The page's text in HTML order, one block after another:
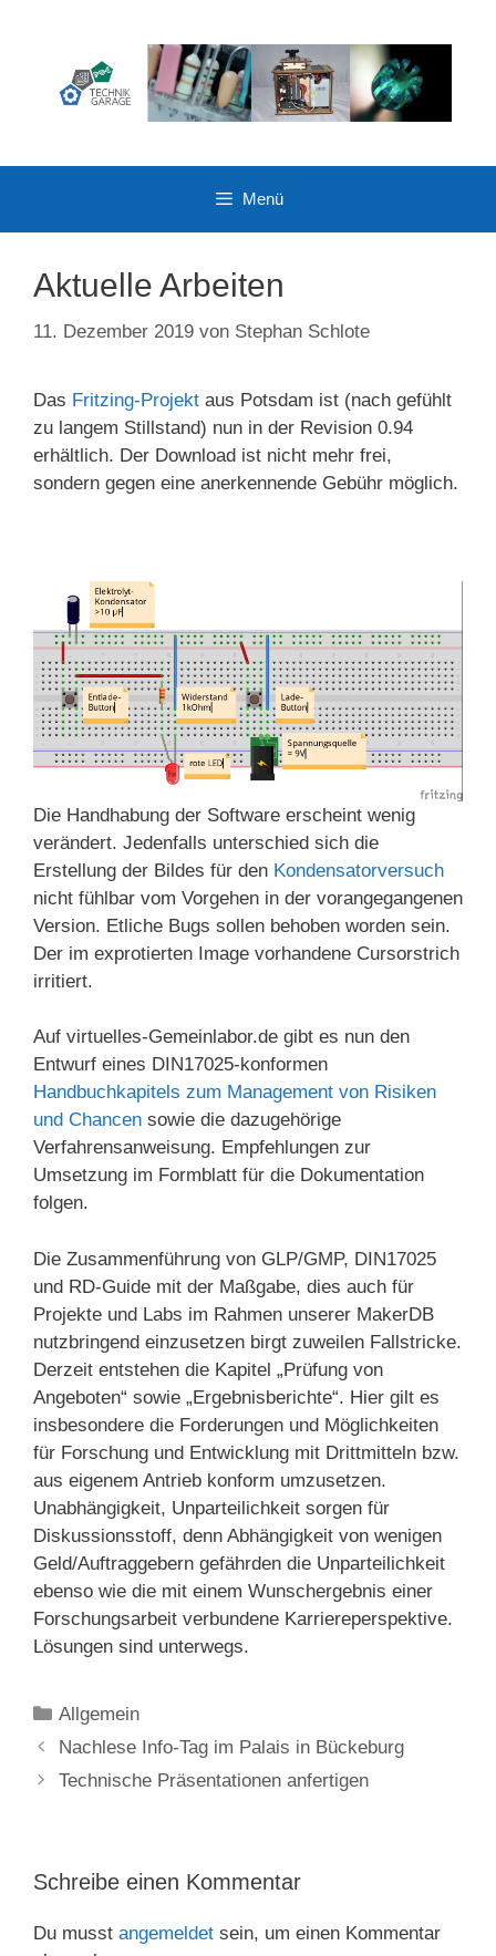
Menü
Aktuelle Arbeiten
11. Dezember 2019 von Stephan Schlote
Das Fritzing-Projekt aus Potsdam ist (nach gefühlt
zu langem Stillstand) nun in der Revision 0.94
erhältlich. Der Download ist nicht mehr frei,
sondern gegen eine anerkennende Gebühr möglich.
Die Handhabung der Software erscheint wenig
verändert. Jedenfalls unterschied sich die
Erstellung der Bildes für den Kondensatorversuch
nicht fühlbar vom Vorgehen in der vorangegangenen
Version. Etliche Bugs sollen behoben worden sein.
Der im exprotierten Image vorhandene Cursorstrich
irritiert.
Auf virtuelles-Gemeinlabor.de gibt es nun den
Entwurf eines DIN17025-konformen
Handbuchkapitels zum Management von Risiken
und Chancen sowie die dazugehörige
Verfahrensanweisung. Empfehlungen zur
Umsetzung im Formblatt für die Dokumentation
folgen.
Die Zusammenführung von GLP/GMP, DIN17025
und RD-Guide mit der Maßgabe, dies auch für
Projekte und Labs im Rahmen unserer MakerDB
nutzbringend einzusetzen birgt zuweilen Fallstricke.
Derzeit entstehen die Kapitel „Prüfung von
Angeboten“ sowie „Ergebnisberichte“. Hier gilt es
insbesondere die Forderungen und Möglichkeiten
für Forschung und Entwicklung mit Drittmitteln bzw.
aus eigenem Antrieb konform umzusetzen.
Unabhängigkeit, Unparteilichkeit sorgen für
Diskussionsstoff, denn Abhängigkeit von wenigen
Geld/Auftraggebern gefährden die Unparteilichkeit
ebenso wie die mit einem Wunschergebnis einer
Forschungsarbeit verbundene Karriereperspektive.
Lösungen sind unterwegs.
Kategorien
Allgemein
Nachlese Info-Tag im Palais in Bückeburg
Technische Präsentationen anfertigen
Schreibe einen Kommentar
Du musst angemeldet sein, um einen Kommentar